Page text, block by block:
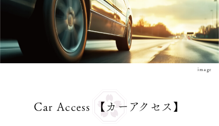
image
Car Access 【カーアクセス】